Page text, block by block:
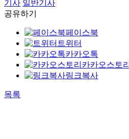
기사 일반기사
공유하기
페이스북
트위터
카카오톡
카카오스토리
링크복사
목록